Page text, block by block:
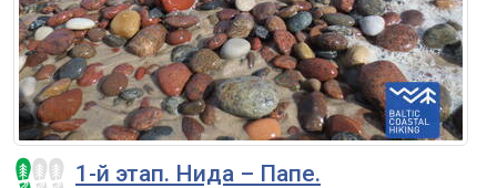
1-й этап. Нида – Папе.